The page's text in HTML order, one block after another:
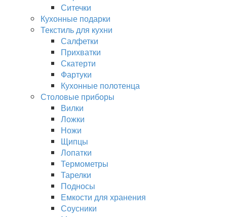
Ситечки
Кухонные подарки
Текстиль для кухни
Салфетки
Прихватки
Скатерти
Фартуки
Кухонные полотенца
Столовые приборы
Вилки
Ложки
Ножи
Щипцы
Лопатки
Термометры
Тарелки
Подносы
Емкости для хранения
Соусники